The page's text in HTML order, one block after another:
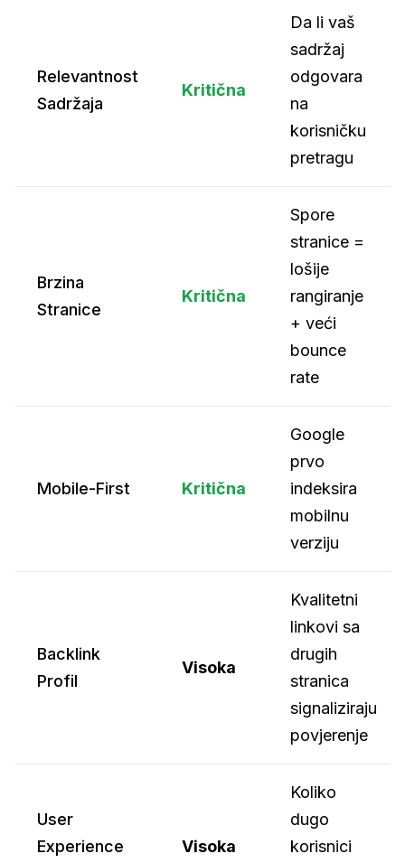
Relevantnost
Sadržaja
Kritična
Da li vaš
sadržaj
odgovara
na
korisničku
pretragu
Brzina
Stranice
Kritična
Spore
stranice =
lošije
rangiranje
+ veći
bounce
rate
Mobile-First Kritična
Google
prvo
indeksira
mobilnu
verziju
Backlink
Profil
Visoka
Kvalitetni
linkovi sa
drugih
stranica
signaliziraju
povjerenje
User
Experience
Visoka
Koliko
dugo
korisnici